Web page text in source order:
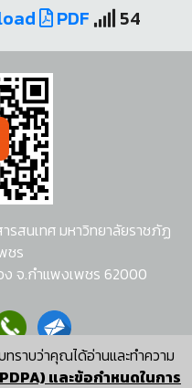
PDF 54
ราบว่าคุณได้อ่านและทำความ
และข้อกำหนดในการ
รสนเทศ มหาวิทยาลัยราชภัฏ
ชร
ง จ.กำแพงเพชร 62000
า พวงผกา